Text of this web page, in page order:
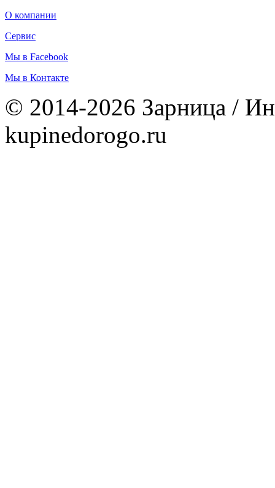
О компании
Сервис
Мы в Facebook
Мы в Контакте
© 2014-2026 Зарница /
kupinedorogo.ru